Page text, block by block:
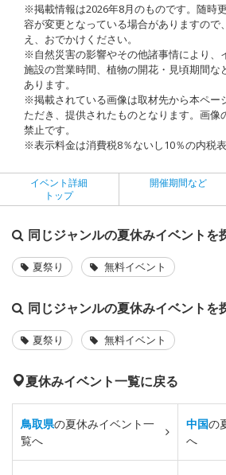
※掲載情報は2026年8月のものです。随時
容が変更となっている場合がありますので
え、おでかけください。
※自然災害の影響やその他諸事情により、
施設の営業時間、植物の開花・見頃期間な
あります。
※掲載されている画像は取材先から本ペー
ただき、提供されたものとなります。画像
禁止です。
※表示料金は消費税8％ないし10％の内税表
イベント詳細
トップ
開催期間など
同じジャンルの夏休みイベントを
夏祭り 無料イベント
同じジャンルの夏休みイベントを
夏祭り 無料イベント
夏休みイベント一覧に戻る
鳥取県の夏休みイベント一
覧へ
中国の
へ